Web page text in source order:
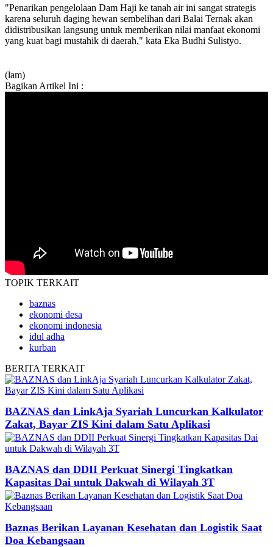
"Penarikan pengelolaan Dam Haji ke tanah air ini sangat strategis
karena seluruh daging hewan sembelihan dari Balai Ternak akan
didistribusikan langsung untuk memberikan nilai manfaat ekonomi
yang kuat bagi mustahik di daerah," kata Eka Budhi Sulistyo.
(lam)
Bagikan Artikel Ini :
TOPIK TERKAIT
baznas
ekonomi desa
ekonomi indonesia
idul adha
kurban
BERITA TERKAIT
BAZNAS dan LinkAja Syariah Luncurkan Kalkulator
Zakat, Bayar ZIS Kini dalam Satu Aplikasi
BAZNAS dan DDII Perkuat Sinergi Tingkatkan
Kapasitas Dai untuk Dakwah di Wilayah 3T
Baznas Berikan Layanan Kesehatan dan Logistik Saat
Doa Kebangsaan